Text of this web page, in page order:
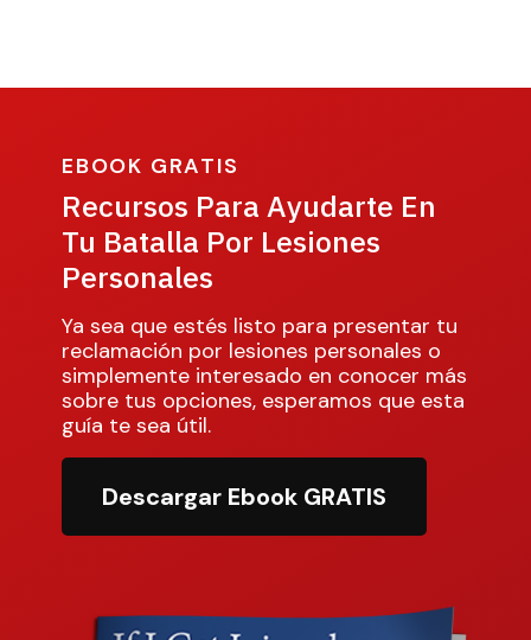
EBOOK GRATIS
Recursos Para Ayudarte En
Tu Batalla Por Lesiones
Personales
Ya sea que estés listo para presentar tu
reclamación por lesiones personales o
simplemente interesado en conocer más
sobre tus opciones, esperamos que esta
guía te sea útil.
Descargar Ebook GRATIS